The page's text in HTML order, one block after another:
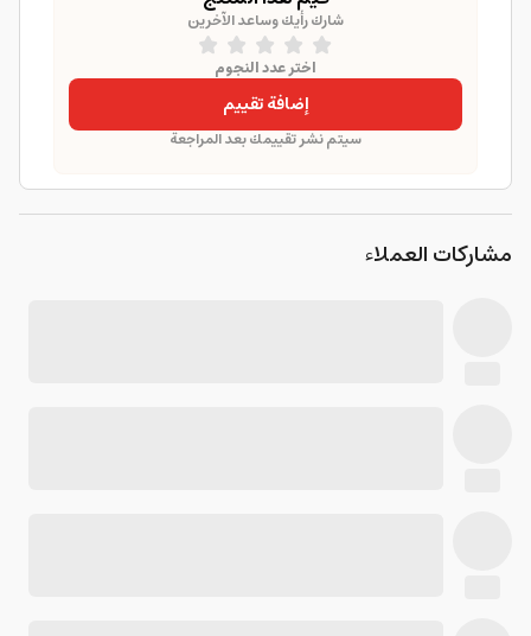
شارك رأيك وساعد الآخرين
اختر عدد النجوم
إضافة تقييم
سيتم نشر تقييمك بعد المراجعة
مشاركات العملاء